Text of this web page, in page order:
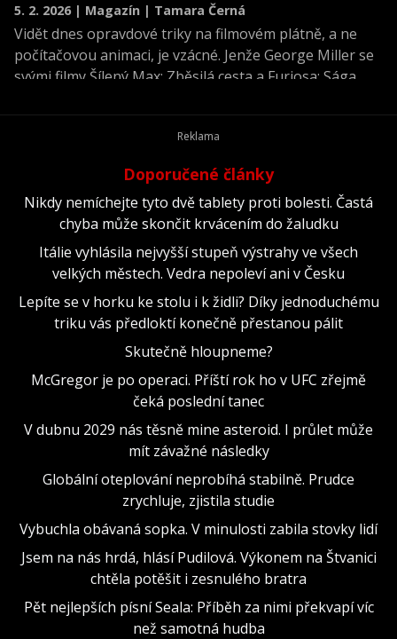
5. 2. 2026 | Magazín | Tamara Černá
Vidět dnes opravdové triky na filmovém plátně, a ne
počítačovou animaci, je vzácné. Jenže George Miller se
svými filmy Šílený Max: Zběsilá cesta a Furiosa: Sága
Doporučené články
Nikdy nemíchejte tyto dvě tablety proti bolesti. Častá
chyba může skončit krvácením do žaludku
Itálie vyhlásila nejvyšší stupeň výstrahy ve všech
velkých městech. Vedra nepoleví ani v Česku
Lepíte se v horku ke stolu i k židli? Díky jednoduchému
triku vás předloktí konečně přestanou pálit
Skutečně hloupneme?
McGregor je po operaci. Příští rok ho v UFC zřejmě
čeká poslední tanec
V dubnu 2029 nás těsně mine asteroid. I průlet může
mít závažné následky
Globální oteplování neprobíhá stabilně. Prudce
zrychluje, zjistila studie
Vybuchla obávaná sopka. V minulosti zabila stovky lidí
Jsem na nás hrdá, hlásí Pudilová. Výkonem na Štvanici
chtěla potěšit i zesnulého bratra
Pět nejlepších písní Seala: Příběh za nimi překvapí víc
než samotná hudba